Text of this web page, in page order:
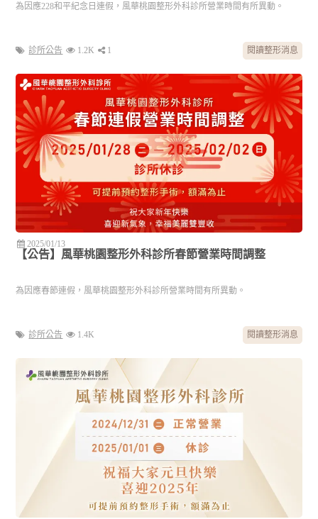
為因應228和平紀念日連假，風華桃園整形外科診所營業時間有所異動。
診所公告 1.2K 1 閱讀整形消息
2025/01/13
【公告】風華桃園整形外科診所春節營業時間調整
為因應春節連假，風華桃園整形外科診所營業時間有所異動。
診所公告 1.4K 閱讀整形消息